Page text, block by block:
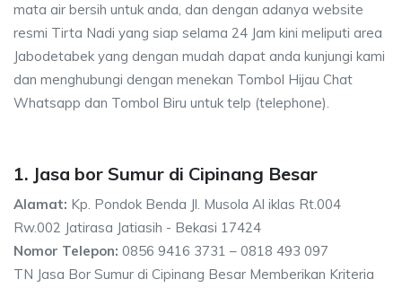
mata air bersih untuk anda, dan dengan adanya website
resmi Tirta Nadi yang siap selama 24 Jam kini meliputi area
Jabodetabek yang dengan mudah dapat anda kunjungi kami
dan menghubungi dengan menekan Tombol Hijau Chat
Whatsapp dan Tombol Biru untuk telp (telephone).
1. Jasa bor Sumur di Cipinang Besar
Alamat: Kp. Pondok Benda Jl. Musola Al iklas Rt.004
Rw.002 Jatirasa Jatiasih - Bekasi 17424
Nomor Telepon: 0856 9416 3731 – 0818 493 097
TN Jasa Bor Sumur di Cipinang Besar Memberikan Kriteria